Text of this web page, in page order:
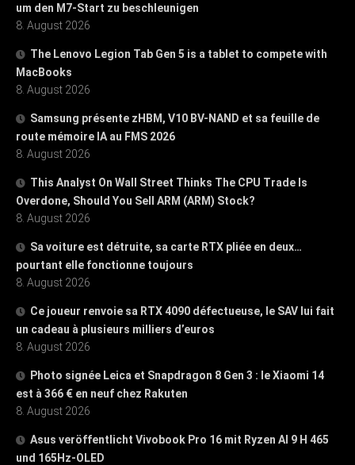
um den M7-Start zu beschleunigen
8. August 2026
The Lenovo Legion Tab Gen 5 is a tablet to compete with
MacBooks
8. August 2026
Samsung présente zHBM, V10 BV-NAND et sa feuille de
route mémoire IA au FMS 2026
8. August 2026
This Analyst On Wall Street Thinks The CPU Trade Is
Overdone, Should You Sell ARM (ARM) Stock?
8. August 2026
Sa voiture est détruite, sa carte RTX pliée en deux…
pourtant elle fonctionne toujours
8. August 2026
Ce joueur renvoie sa RTX 4090 défectueuse, le SAV lui fait
un cadeau à plusieurs milliers d’euros
8. August 2026
Photo signée Leica et Snapdragon 8 Gen 3 : le Xiaomi 14
est à 366 € en neuf chez Rakuten
8. August 2026
Asus veröffentlicht Vivobook Pro 16 mit Ryzen AI 9 H 465
und 165Hz-OLED